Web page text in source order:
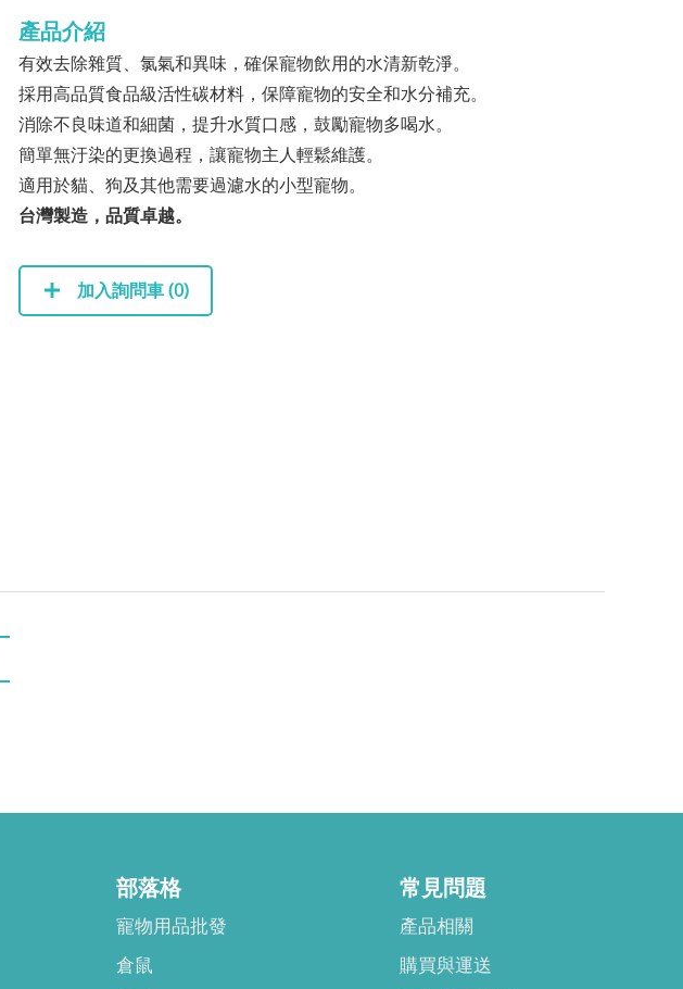
產品介紹
有效去除雜質、氯氣和異味，確保寵物飲用的水清新乾淨。
採用高品質食品級活性碳材料，保障寵物的安全和水分補充。
消除不良味道和細菌，提升水質口感，鼓勵寵物多喝水。
簡單無汙染的更換過程，讓寵物主人輕鬆維護。
適用於貓、狗及其他需要過濾水的小型寵物。
台灣製造，品質卓越。
加入詢問車 (0)
部落格
寵物用品批發
倉鼠
常見問題
產品相關
購買與運送